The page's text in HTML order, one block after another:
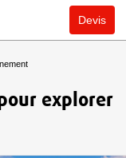
Devis
explorer